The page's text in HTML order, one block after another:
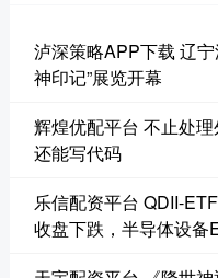
泸深策略APP下载 辽
神印记”展览开幕
辉煌优配平台 不止处
还能写代码
乐信配资平台 QDII-
收盘下跌，半导体设备